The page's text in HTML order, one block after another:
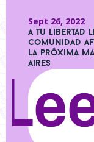
Sept 26, 2022
A tu libertad
comunidad
la próxima
Aires